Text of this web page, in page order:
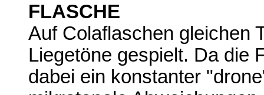
FLASCHE
Auf Colaflaschen gleichen
Liegetöne gespielt. Da die
dabei ein konstanter